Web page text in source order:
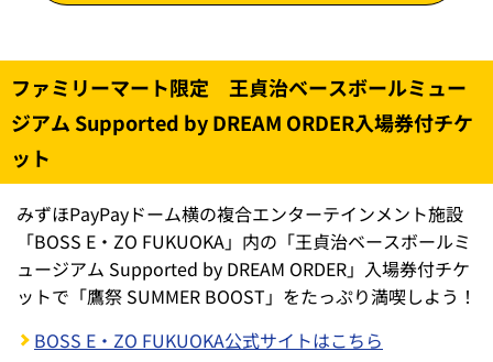
ファミリーマート限定 王貞治ベースボールミュー
ジアム Supported by DREAM ORDER入場券付チケ
ット
みずほPayPayドーム横の複合エンターテインメント施設
「BOSS E・ZO FUKUOKA」内の「王貞治ベースボールミ
ュージアム Supported by DREAM ORDER」入場券付チケ
ットで「鷹祭 SUMMER BOOST」をたっぷり満喫しよう！
BOSS E・ZO FUKUOKA公式サイトはこちら